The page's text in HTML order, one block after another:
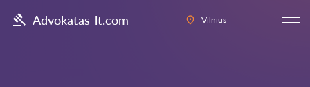
Advokatas-lt.com Vilnius